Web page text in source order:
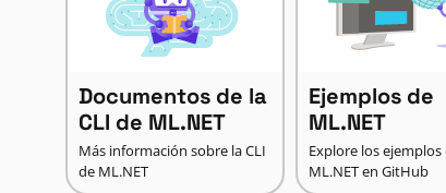
Documentos de la
CLI de ML.NET
Más información sobre la CLI
de ML.NET
Ejemplos de
ML.NET
Explore los ejemplos
ML.NET en GitHub